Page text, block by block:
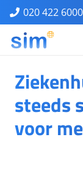
020 422 6000
steeds
voor